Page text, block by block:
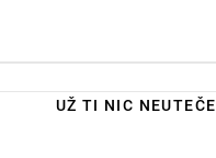
UŽ TI NIC NEUTEČE